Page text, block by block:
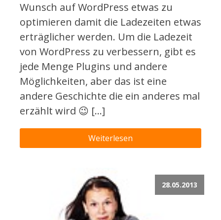
Wunsch auf WordPress etwas zu
optimieren damit die Ladezeiten etwas
erträglicher werden. Um die Ladezeit
von WordPress zu verbessern, gibt es
jede Menge Plugins und andere
Möglichkeiten, aber das ist eine
andere Geschichte die ein anderes mal
erzählt wird 😉 […]
Weiterlesen
28.05.2013